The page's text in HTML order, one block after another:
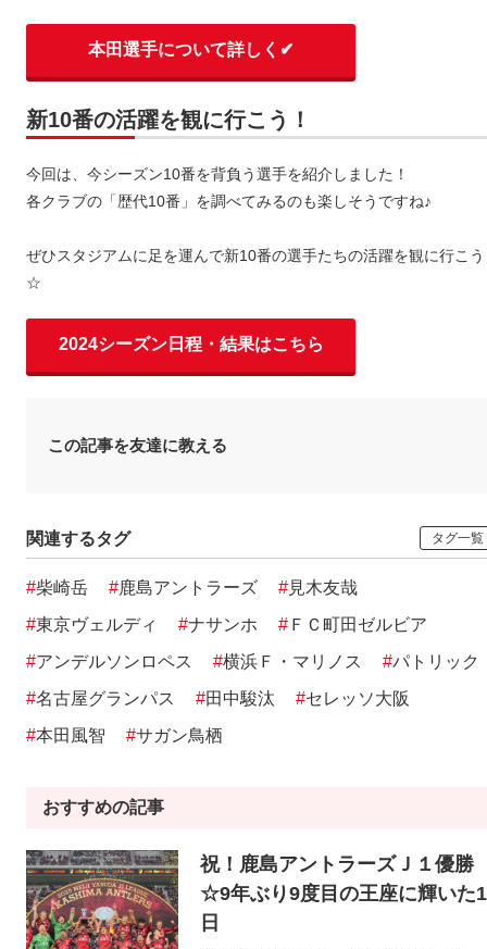
本田選手について詳しく✔
新10番の活躍を観に行こう！
今回は、今シーズン10番を背負う選手を紹介しました！
各クラブの「歴代10番」を調べてみるのも楽しそうですね♪
ぜひスタジアムに足を運んで新10番の選手たちの活躍を観に行こう
☆
2024シーズン日程・結果はこちら
この記事を友達に教える
関連するタグ タグ一覧
#柴崎岳 #鹿島アントラーズ #見木友哉
#東京ヴェルディ #ナサンホ # ＦＣ町田ゼルビア
#アンデルソンロペス #横浜Ｆ・マリノス #パトリック
#名古屋グランパス #田中駿汰 #セレッソ大阪
#本田風智 #サガン鳥栖
おすすめの記事
祝！鹿島アントラーズＪ１優勝
☆9年ぶり9度目の王座に輝いた1
日